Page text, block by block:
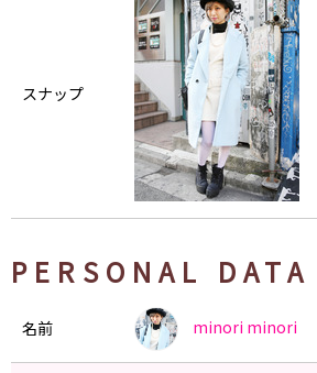
スナップ
PERSONAL DATA
名前 minori minori